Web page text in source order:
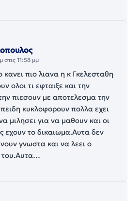
11:58 μμ
κανει πιο λιανα η κ Γκελεσταθη
ολοι τι εφταιξε και την
πιεσουν με αποτελεσμα την
κυκλοφορουν πολλα εχει
μιλησει για να μαθουν και οι
το δικαιωμα.Αυτα δεν
γνωστα και να λεει ο
του.Αυτα…